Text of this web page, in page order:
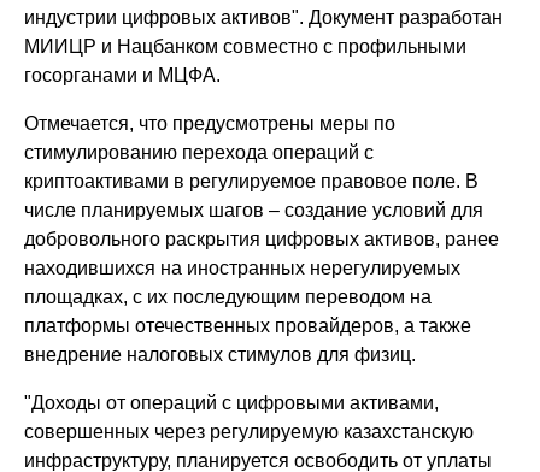
индустрии цифровых активов". Документ разработан
МИИЦР и Нацбанком совместно с профильными
госорганами и МЦФА.
Отмечается, что предусмотрены меры по
стимулированию перехода операций с
криптоактивами в регулируемое правовое поле. В
числе планируемых шагов – создание условий для
добровольного раскрытия цифровых активов, ранее
находившихся на иностранных нерегулируемых
площадках, с их последующим переводом на
платформы отечественных провайдеров, а также
внедрение налоговых стимулов для физиц.
"Доходы от операций с цифровыми активами,
совершенных через регулируемую казахстанскую
инфраструктуру, планируется освободить от уплаты